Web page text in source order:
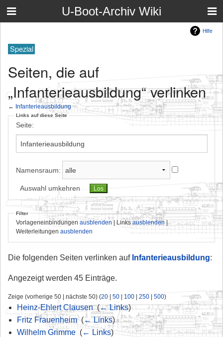
U-Boot-Archiv Wiki
Hilfe
Spezial
Seiten, die auf
„Infanterieausbildung“ verlinken
← Infanterieausbildung
Links auf diese Seite
Seite:
Namensraum:
Auswahl umkehren
Filter
Vorlageneinbindungen ausblenden| Linksausblenden|
Weiterleitungen ausblenden
Die folgenden Seiten verlinken auf Infanterieausbildung:
Angezeigt werden 45 Einträge.
Zeige (vorherige 50 | nächste 50) (20 | 50 | 100 | 250 | 500)
Heinz-Ehlert Clausen‎(← Links)
Fritz Frauenheim‎(← Links)
Wilhelm Grimme‎ (← Links)